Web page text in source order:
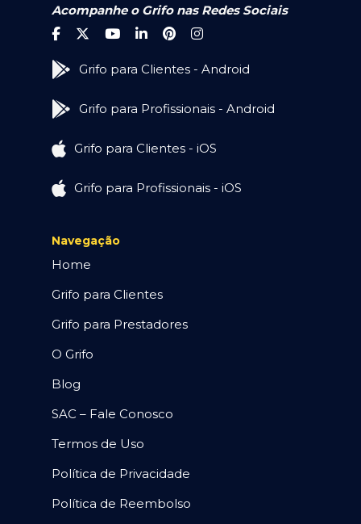
Acompanhe o Grifo nas Redes Sociais
Grifo para Clientes - Android
Grifo para Profissionais - Android
Grifo para Clientes - iOS
Grifo para Profissionais - iOS
Navegação
Home
Grifo para Clientes
Grifo para Prestadores
O Grifo
Blog
SAC – Fale Conosco
Termos de Uso
Política de Privacidade
Política de Reembolso